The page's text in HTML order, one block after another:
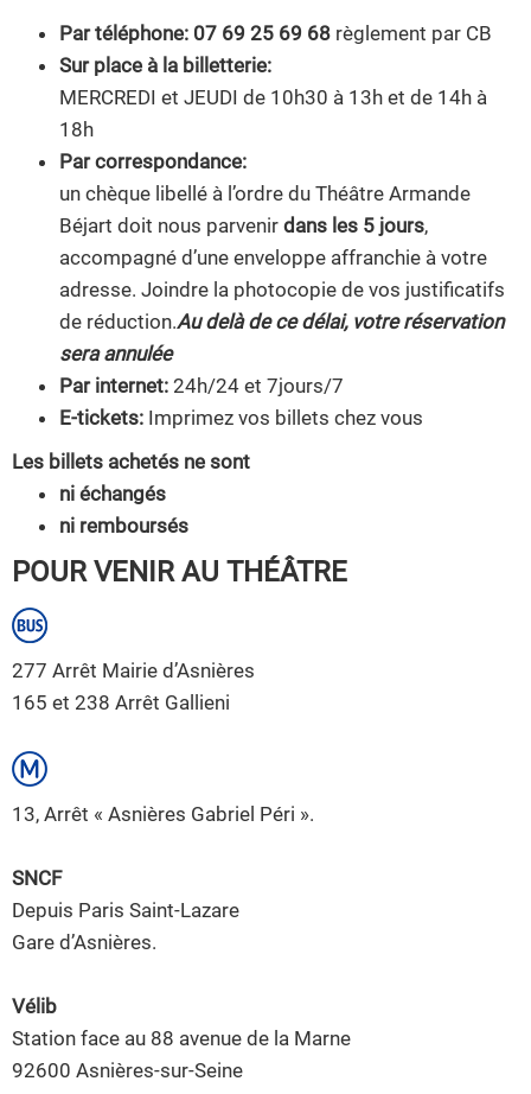
Par téléphone: 07 69 25 69 68 règlement par CB
Sur place à la billetterie:
MERCREDI et JEUDI de 10h30 à 13h et de 14h à
18h
Par correspondance:
un chèque libellé à l’ordre du Théâtre Armande
Béjart doit nous parvenir dans les 5 jours,
accompagné d’une enveloppe affranchie à votre
adresse. Joindre la photocopie de vos justificatifs
de réduction.Au delà de ce délai, votre réservation
sera annulée
Par internet: 24h/24 et 7jours/7
E-tickets: Imprimez vos billets chez vous
Les billets achetés ne sont
ni échangés
ni remboursés
POUR VENIR AU THÉÂTRE
277 Arrêt Mairie d’Asnières
165 et 238 Arrêt Gallieni
13, Arrêt « Asnières Gabriel Péri ».
SNCF
Depuis Paris Saint-Lazare
Gare d’Asnières.
Vélib
Station face au 88 avenue de la Marne
92600 Asnières-sur-Seine